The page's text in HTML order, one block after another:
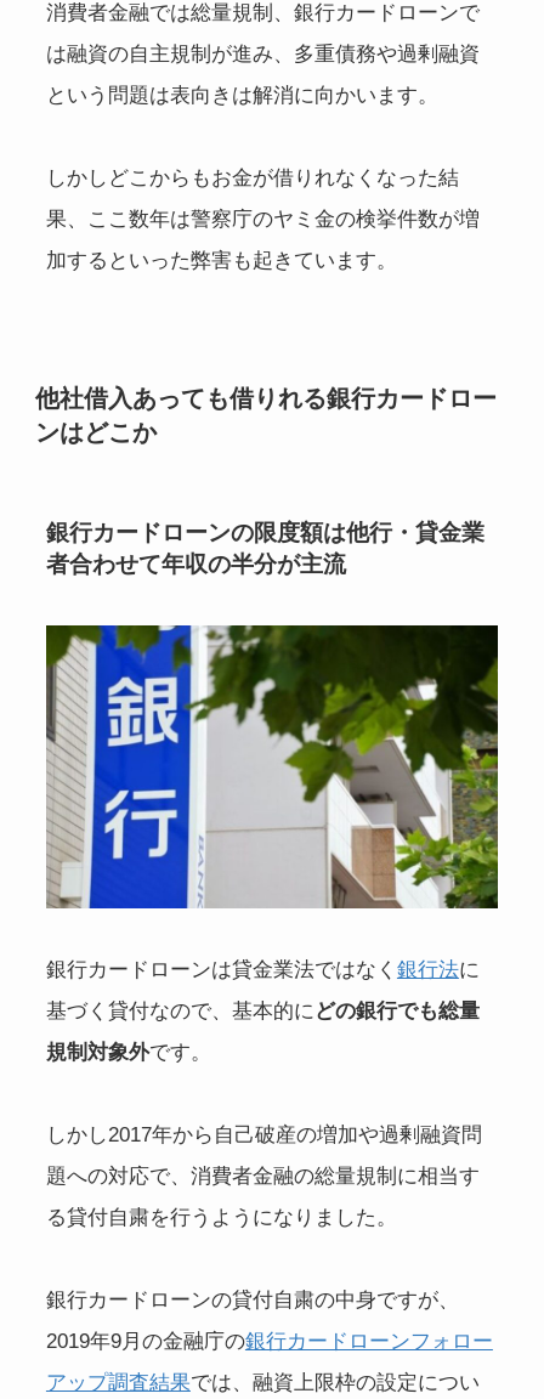
消費者金融では総量規制、銀行カードローンで
は融資の自主規制が進み、多重債務や過剰融資
という問題は表向きは解消に向かいます。
しかしどこからもお金が借りれなくなった結
果、ここ数年は警察庁のヤミ金の検挙件数が増
加するといった弊害も起きています。
他社借入あっても借りれる銀行カードロー
ンはどこか
銀行カードローンの限度額は他行・貸金業
者合わせて年収の半分が主流
銀行カードローンは貸金業法ではなく 銀行法に
基づく貸付なので、基本的にどの銀行でも総量
規制対象外です。
しかし2017年から自己破産の増加や過剰融資問
題への対応で、消費者金融の総量規制に相当す
る貸付自粛を行うようになりました。
銀行カードローンの貸付自粛の中身ですが、
2019年9月の金融庁の銀行カードローンフォロー
アップ調査結果では、融資上限枠の設定につい